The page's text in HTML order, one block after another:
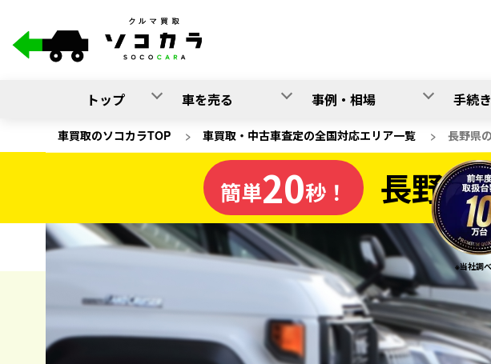
トップ 車を売る 事例・相場 手続
車買取のソコカラTOP > 車買取・中古車査定の全国対応エリア一覧 > 長野県
長野県の車買取なら
ソコカラの
※当社調
簡単20秒！ 長野県
20